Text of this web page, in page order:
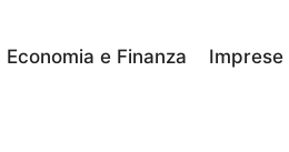
Economia e Finanza Imprese